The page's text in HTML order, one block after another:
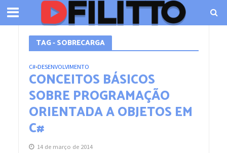
TAG - SOBRECARGA
C#•DESENVOLVIMENTO
CONCEITOS BÁSICOS
SOBRE PROGRAMAÇÃO
ORIENTADA A OBJETOS EM
C#
14 de março de 2014